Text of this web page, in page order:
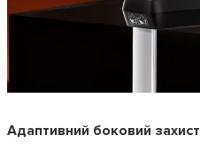
Адаптивний боковий захист